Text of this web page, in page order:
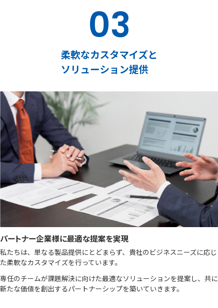
03
柔軟なカスタマイズと
ソリューション提供
パートナー企業様に最適な提案を実現
私たちは、単なる製品提供にとどまらず、貴社のビジネスニーズに応じ
た柔軟なカスタマイズを⾏っています。
専任のチームが課題解決に向けた最適なソリューションを提案し、共に
新たな価値を創出するパートナーシップを築いていきます。